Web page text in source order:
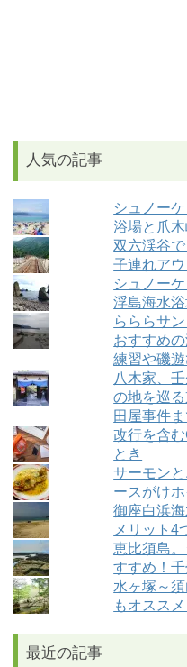
人気の記事
シュノー
浴場と爪
双六渓谷
子連れアウ
シュノー
浮島海水
らららサ
おすすめ
練習や磯
八木家、
の地を巡
田屋事件
改行を含
とき
サーモン
ースがけ
御座白浜
メリット4
恵比須島
すすめ！
水ヶ塚～
もオススメ
最近の記事